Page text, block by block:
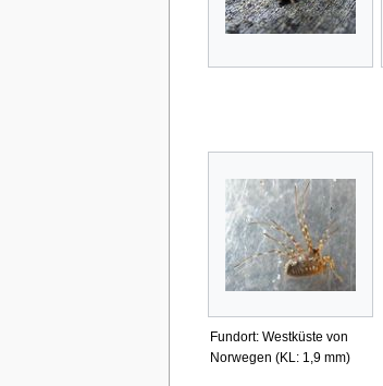
Fundort: Westküste von
Norwegen (KL: 1,9 mm)